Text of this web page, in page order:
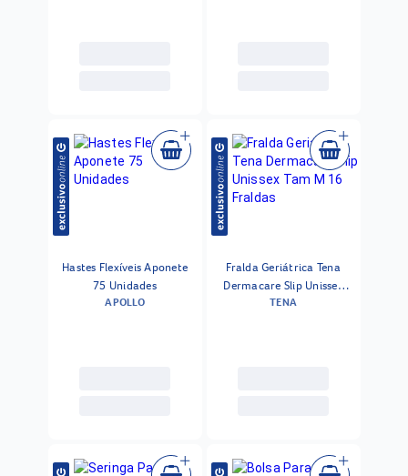
Hastes Flexíveis Aponete
75 Unidades
APOLLO
Fralda Geriátrica Tena
Dermacare Slip Unissex
Tam M 16 Fraldas
TENA